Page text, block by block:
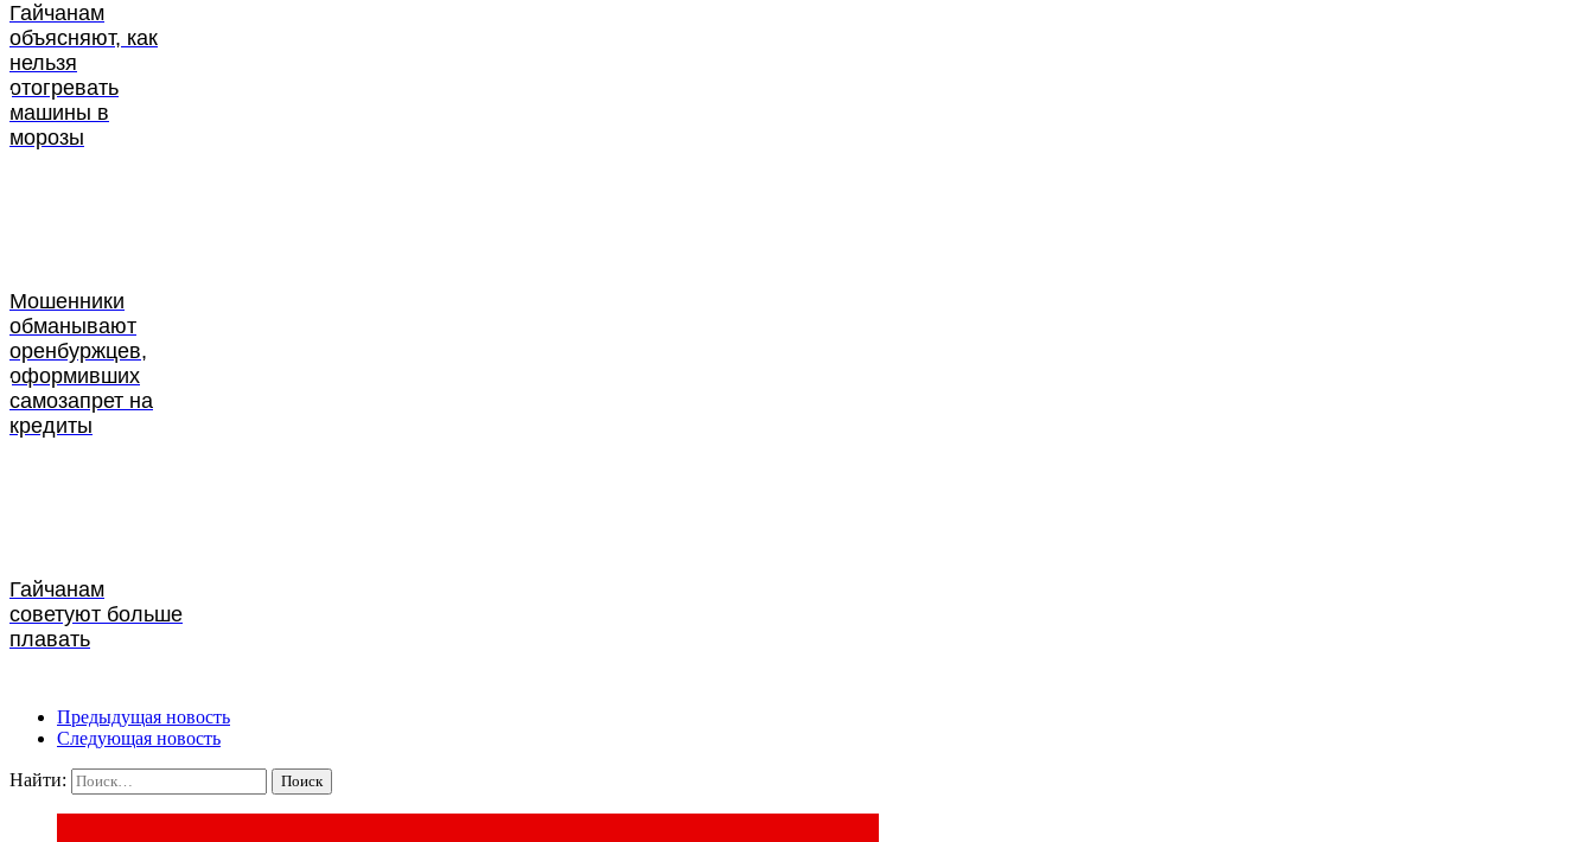
Гайчанам
объясняют, как
нельзя
отогревать
машины в
морозы
Мошенники
обманывают
оренбуржцев,
оформивших
самозапрет на
кредиты
Гайчанам
советуют больше
плавать
Предыдущая новость
Следующая новость
Найти: